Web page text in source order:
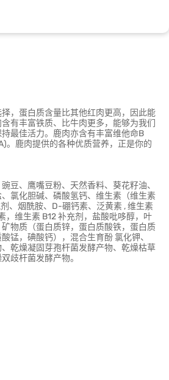
，蛋白质含量比其他红肉更高，因此能
有丰富铁质、比牛肉更多，能够为我们
最佳活力。鹿肉亦含有丰富维他命B
。鹿肉提供的各种优质营养，正是你的
豆、鹰嘴豆粉、天然香料、葵花籽油、
氯化胆碱、磷酸氢钙、维生素（维生素
、烟酰胺、D-硼钙素、泛黄素 , 维生素
，维生素 B12 补充剂，盐酸吡哆醇，叶
物质（蛋白质锌，蛋白质酸铁，蛋白质
锰，碘酸钙），混合生育酚 氯化钾、
乾燥凝固芽孢杆菌发酵产物、乾燥枯草
歧杆菌发酵产物。